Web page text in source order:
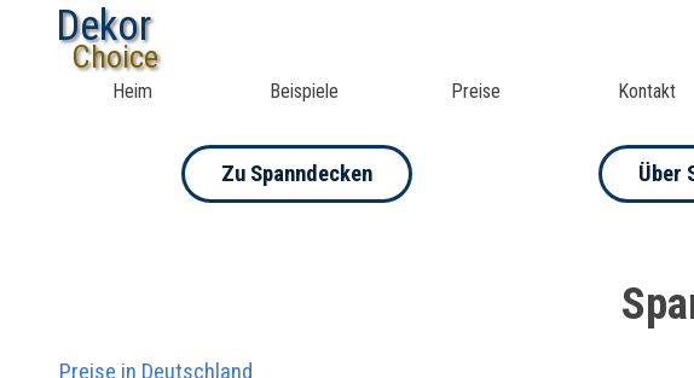
Heim Beispiele Preise Kontakt
Dekor
Choice
Zu Spanndecken Über
Preise in Deutschland